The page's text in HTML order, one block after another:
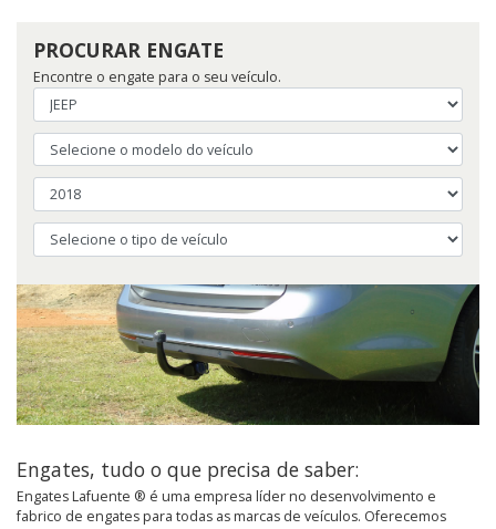
PROCURAR ENGATE
Encontre o engate para o seu veículo.
Engates, tudo o que precisa de saber:
Engates Lafuente ® é uma empresa líder no desenvolvimento e
fabrico de engates para todas as marcas de veículos. Oferecemos